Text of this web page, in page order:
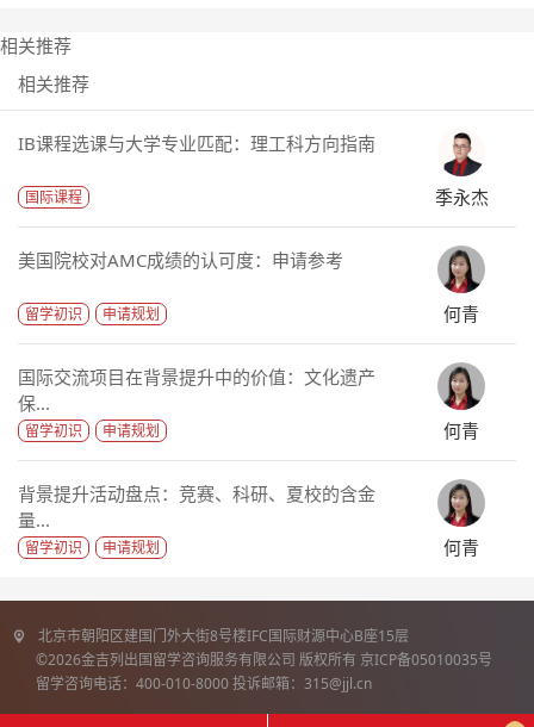
相关推荐
相关推荐
IB课程选课与大学专业匹配：理工科方向指南
国际课程 季永杰
美国院校对AMC成绩的认可度：申请参考
留学初识 申请规划 何青
国际交流项目在背景提升中的价值：文化遗产
保...
留学初识 申请规划 何青
背景提升活动盘点：竞赛、科研、夏校的含金
量...
留学初识 申请规划 何青
北京市朝阳区建国门外大街8号楼IFC国际财源中心B座15层
©2026金吉列出国留学咨询服务有限公司 版权所有 京ICP备05010035号
留学咨询电话：400-010-8000 投诉邮箱：315@jjl.cn